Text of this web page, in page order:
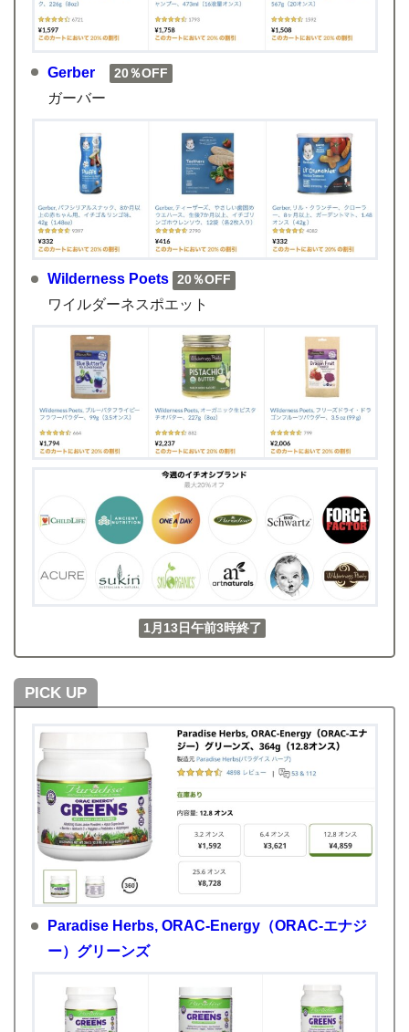
Gerber 20％OFF
ガーバー
Wilderness Poets 20％OFF
ワイルダーネスポエット
1月13日午前3時終了
PICK UP
Paradise Herbs, ORAC-Energy（ORAC-エナジ
ー）グリーンズ